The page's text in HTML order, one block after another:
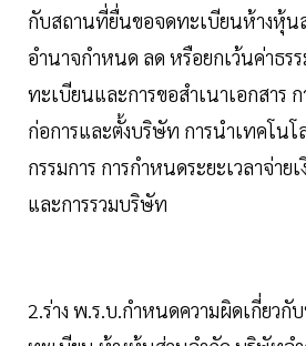
กับสถานที่ยื่นขอจดทะเบียนห้างหุ้
อำนาจกำหนด ลด หรือยกเว้นค่าธร
ทะเบียนและการขอสำเนาเอกสาร
ก่อการและตั้งบริษัท การนำเทคโนโ
กรรมการ การกำหนดระยะเวลาจ่
และการรวมบริษัท
2.ร่าง พ.ร.บ.กำหนดความผิดเกี่ยวกั